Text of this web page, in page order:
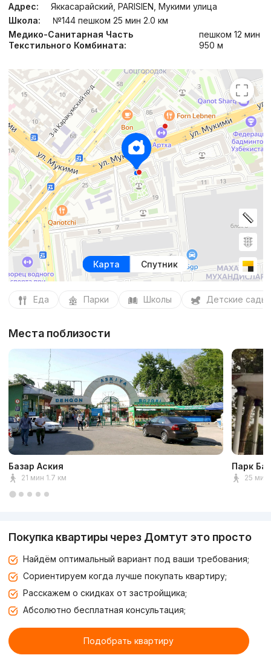
Адрес:
Яккасарайский, PARISIEN, Мукими улица
Школа:
№144 пешком 25 мин 2.0 км
Медико-Санитарная Часть
Текстильного Комбината:
пешком 12 мин
950 м
Карта Спутник
Еда Парки Школы Детские сады
Места поблизости
Базар Аския
21 мин 1.7 км
Парк
25 мин
Покупка квартиры через Домтут это просто
Найдём оптимальный вариант под ваши требования;
Сориентируем когда лучше покупать квартиру;
Расскажем о скидках от застройщика;
Абсолютно бесплатная консультация;
Подобрать квартиру